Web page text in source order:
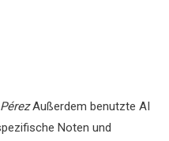
Außerdem benutzte AI
Noten und